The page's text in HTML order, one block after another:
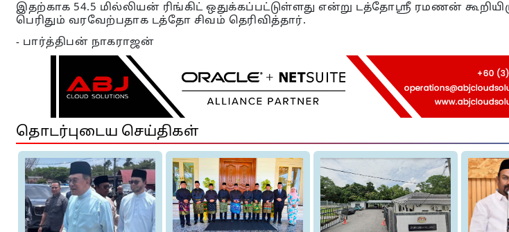
இதற்காக 54.5 மில்லியன் ரிங்கிட் ஒதுக்கப்பட்டுள்ளது என்று டத்தோஸ்ரீ ரமணன்
பெரிதும் வரவேற்பதாக டத்தோ சிவம் தெரிவித்தார்.
- பார்த்திபன் நாகராஜன்
தொடர்புடைய செய்திகள்